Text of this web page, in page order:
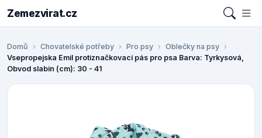
Zemezvirat.cz
Domů Chovatelské potřeby Pro psy
Oblečky na psy
Vsepropejska Emil protiznačkovací pás pro psa Barva: Tyrkysová,
Obvod slabin (cm): 30 - 41